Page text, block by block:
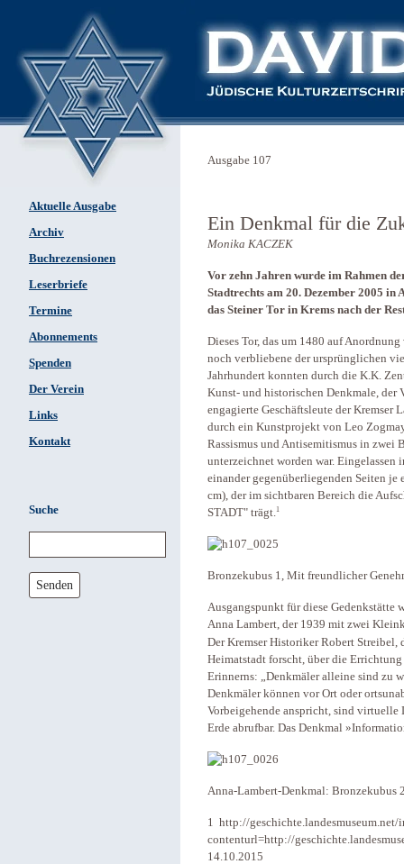
Aktuelle Ausgabe
Archiv
Buchrezensionen
Leserbriefe
Termine
Abonnements
Spenden
Der Verein
Links
Kontakt
Suche
Senden
Ausgabe 107
Ein Denkmal für die
Monika KACZEK
Vor zehn Jahren wurde im Rahmen
Stadtrechts am 20. Dezember 2005
das Steiner Tor in Krems nach der
Dieses Tor, das um 1480 auf
noch verbliebene der ursprünglichen
Jahrhundert konnten durch die K.K.
Kunst- und historischen Denkmale, der
engagierte Geschäftsleute der Kremser
durch ein Kunstprojekt von Leo
Rassismus und Antisemitismus in zwei
unterzeichnet worden war. Eingelassen
einander gegenüberliegenden Seiten
cm), der im sichtbaren Bereich die
STADT" trägt.1
Bronzekubus 1, Mit freundlicher
Ausgangspunkt für diese Gedenkstätte
Anna Lambert, der 1939 mit zwei
Der Kremser Historiker Robert Streibel,
Heimatstadt forscht, über die
Erinnerns: „Denkmäler alleine sind zu
Denkmäler können vor Ort oder
Vorbeigehende anspricht, sind virtuelle
Erde abrufbar. Das Denkmal
Anna-Lambert-Denkmal: Bronzekubus
1 http://geschichte.landesmuseum.net/
contenturl=http://
14.10.2015